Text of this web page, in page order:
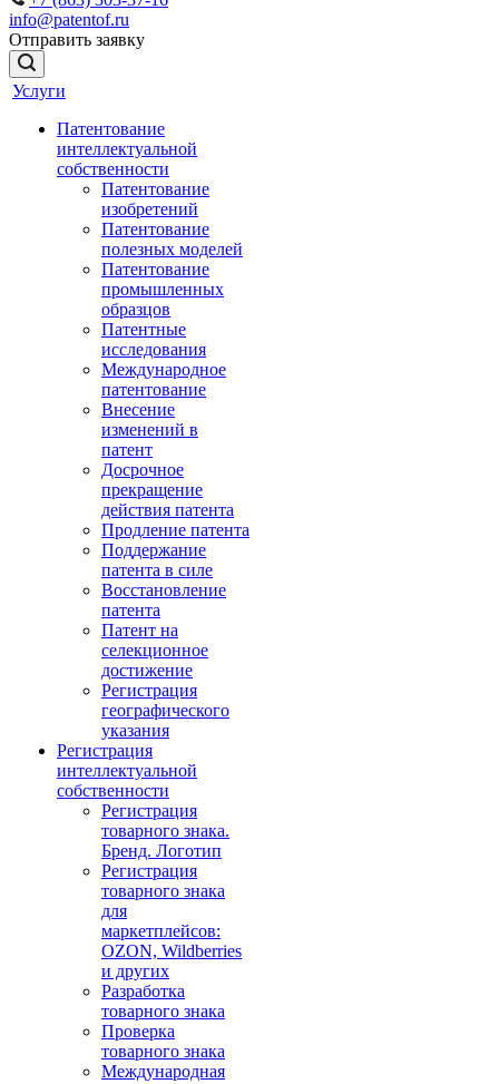
info@patentof.ru
Отправить заявку
Услуги
Патентование
интеллектуальной
собственности
Патентование
изобретений
Патентование
полезных моделей
Патентование
промышленных
образцов
Патентные
исследования
Международное
патентование
Внесение
изменений в
патент
Досрочное
прекращение
действия патента
Продление патента
Поддержание
патента в силе
Восстановление
патента
Патент на
селекционное
достижение
Регистрация
географического
указания
Регистрация
интеллектуальной
собственности
Регистрация
товарного знака.
Бренд. Логотип
Регистрация
товарного знака
для
маркетплейсов:
OZON, Wildberries
и других
Разработка
товарного знака
Проверка
товарного знака
Международная